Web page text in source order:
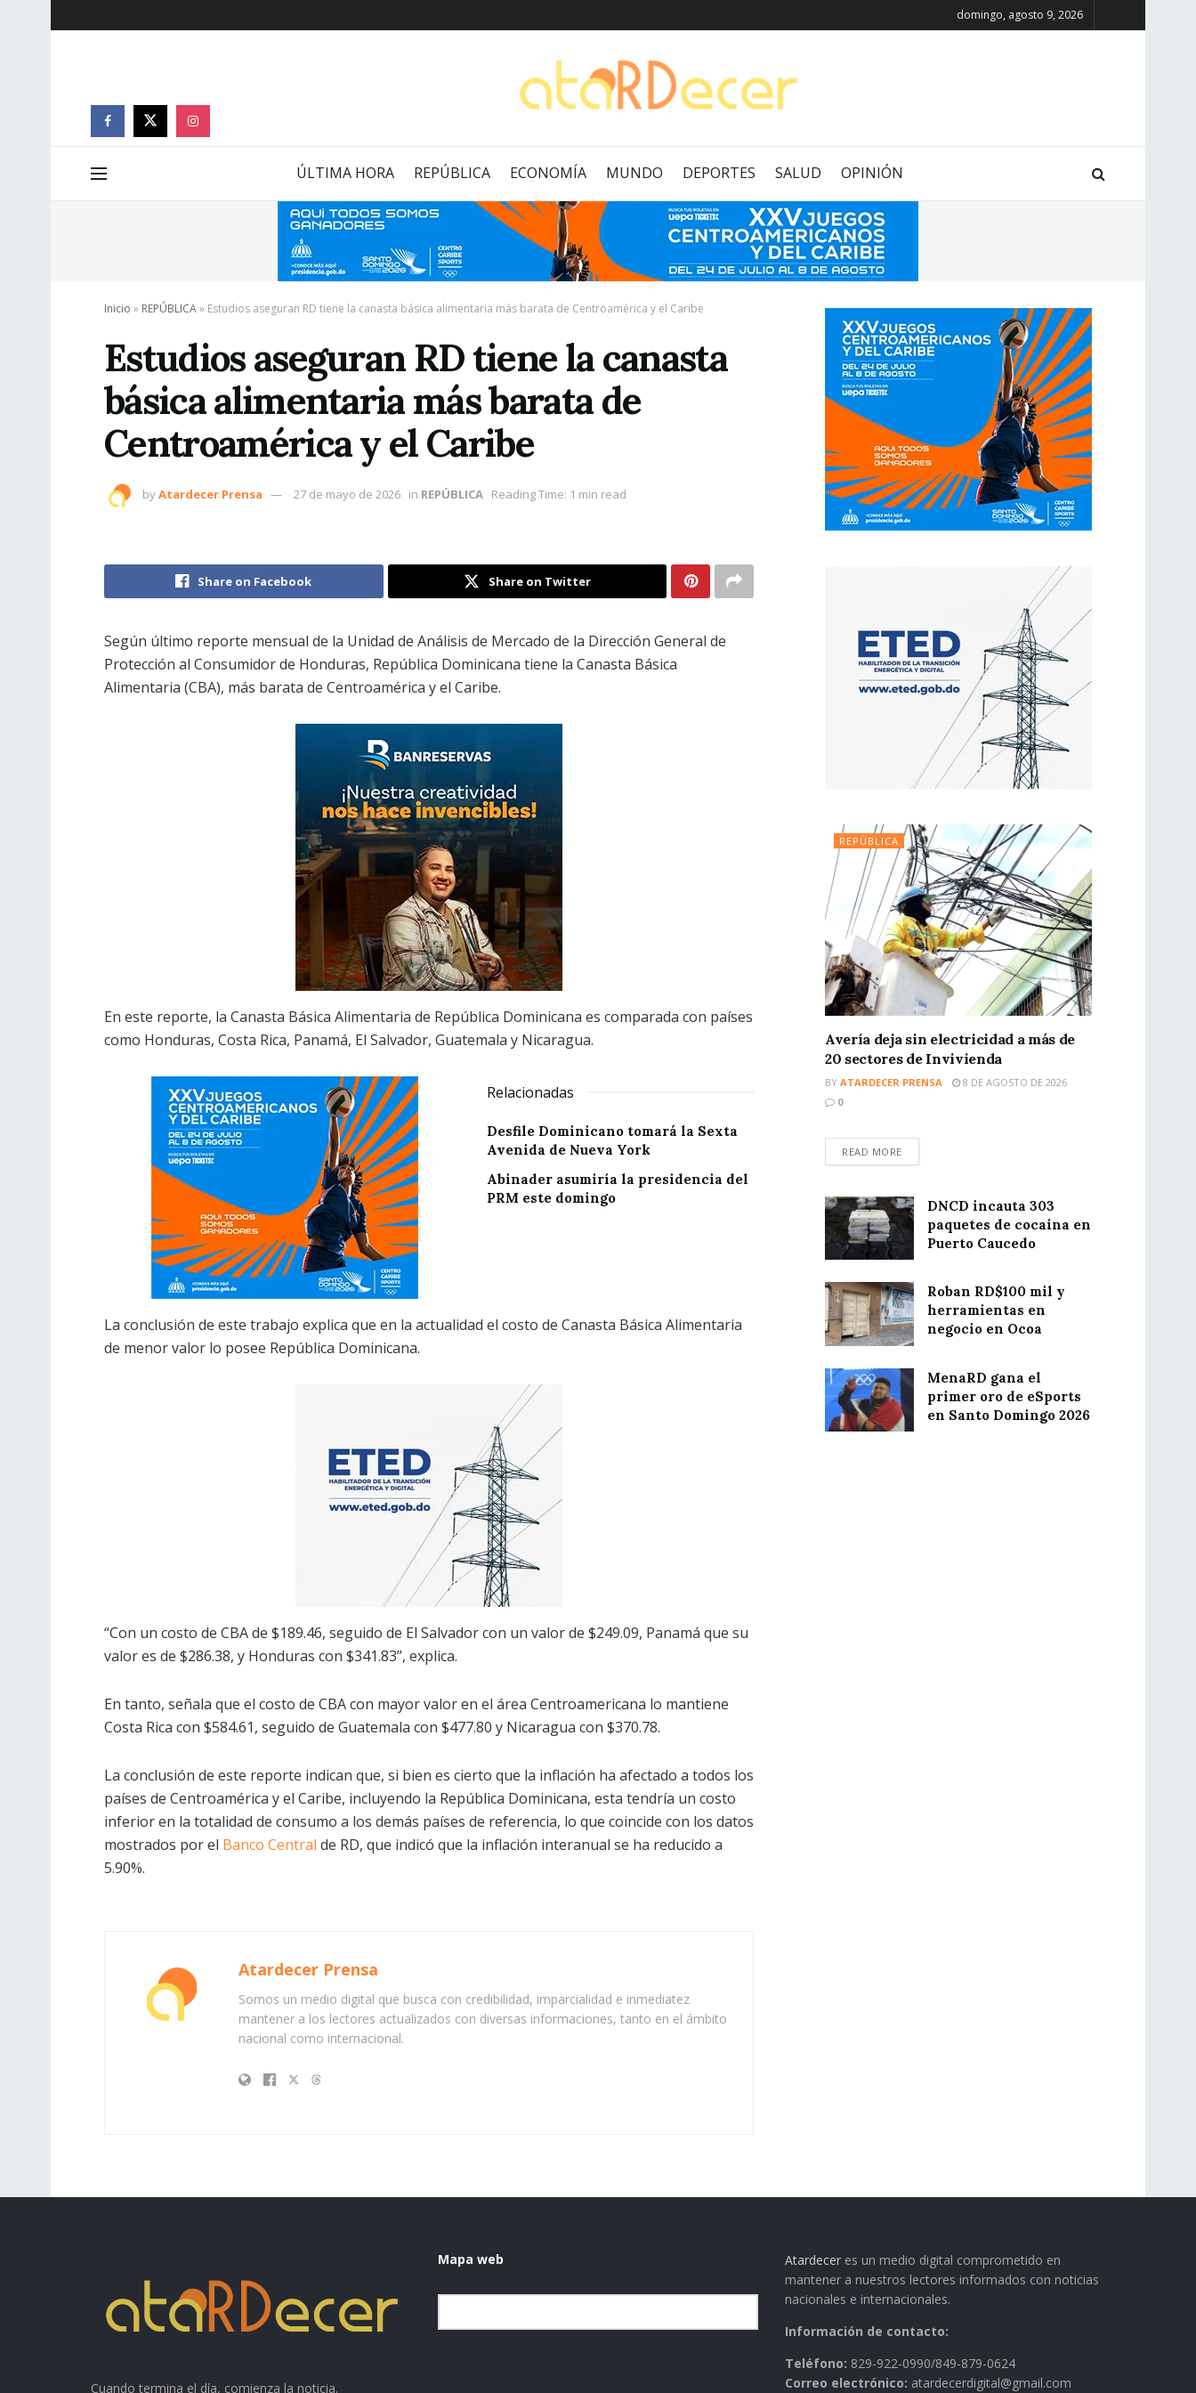
domingo, agosto 9, 2026
ÚLTIMA HORA REPÚBLICA ECONOMÍA MUNDO DEPORTES SALUD OPINIÓN
Inicio » REPÚBLICA» Estudios aseguran RD tiene la canasta básica alimentaria más barata de Centroamérica y el Caribe
Estudios aseguran RD tiene la canasta
básica alimentaria más barata de
Centroamérica y el Caribe
byAtardecer Prensa 27 de mayo de 2026 in REPÚBLICA Reading Time: 1 min read
Share on Facebook Share on Twitter
Según último reporte mensual de la Unidad de Análisis de Mercado de la Dirección General de
Protección al Consumidor de Honduras, República Dominicana tiene la Canasta Básica
Alimentaria (CBA), más barata de Centroamérica y el Caribe.
En este reporte, la Canasta Básica Alimentaria de República Dominicana es comparada con países
como Honduras, Costa Rica, Panamá, El Salvador, Guatemala y Nicaragua.
Relacionadas
Desfile Dominicano tomará la Sexta
Avenida de Nueva York
Abinader asumiría la presidencia del
PRM este domingo
La conclusión de este trabajo explica que en la actualidad el costo de Canasta Básica Alimentaria
de menor valor lo posee República Dominicana.
“Con un costo de CBA de $189.46, seguido de El Salvador con un valor de $249.09, Panamá que su
valor es de $286.38, y Honduras con $341.83”, explica.
En tanto, señala que el costo de CBA con mayor valor en el área Centroamericana lo mantiene
Costa Rica con $584.61, seguido de Guatemala con $477.80 y Nicaragua con $370.78.
La conclusión de este reporte indican que, si bien es cierto que la inflación ha afectado a todos los
países de Centroamérica y el Caribe, incluyendo la República Dominicana, esta tendría un costo
inferior en la totalidad de consumo a los demás países de referencia, lo que coincide con los datos
mostrados por el Banco Central de RD, que indicó que la inflación interanual se ha reducido a
5.90%.
Atardecer Prensa
Somos un medio digital que busca con credibilidad, imparcialidad e inmediatez
mantener a los lectores actualizados con diversas informaciones, tanto en el ámbito
nacional como internacional.
REPÚBLICA
Avería deja sin electricidad a más de
20 sectores de Invivienda
BY ATARDECER PRENSA
8 DE AGOSTO DE 2026
0
READ MORE
DNCD incauta 303
paquetes de cocaína en
Puerto Caucedo
Roban RD$100 mil y
herramientas en
negocio en Ocoa
MenaRD gana el
primer oro de eSports
en Santo Domingo 2026
Cuando termina el día, comienza la noticia.
Mapa web Atardecer es un medio digital comprometido en
mantener a nuestros lectores informados con noticias
nacionales e internacionales.
Información de contacto:
Teléfono: 829-922-0990/849-879-0624
Correo electrónico: atardecerdigital@gmail.com